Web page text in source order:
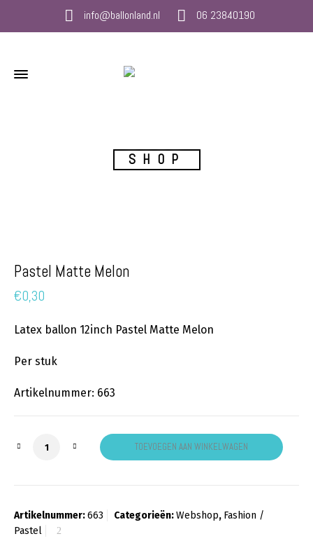
info@ballonland.nl 06 23840190
SHOP
Pastel Matte Melon
€0,30
Latex ballon 12inch Pastel Matte Melon
Per stuk
Artikelnummer: 663
Pastel Matte Melon aantalTOEVOEGEN AAN WINKELWAGEN
Artikelnummer:663 Categorieën:Webshop, Fashion /
Pastel